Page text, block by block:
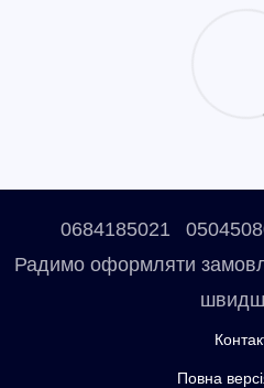
0684185021
Радимо оформляти
Повна